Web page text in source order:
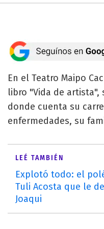
En el Teatro Maipo
libro "Vida de
donde cuenta su
enfermedades, su
LEÉ TAMBIÉN
Explotó todo: el
Tuli Acosta que le
Joaqui